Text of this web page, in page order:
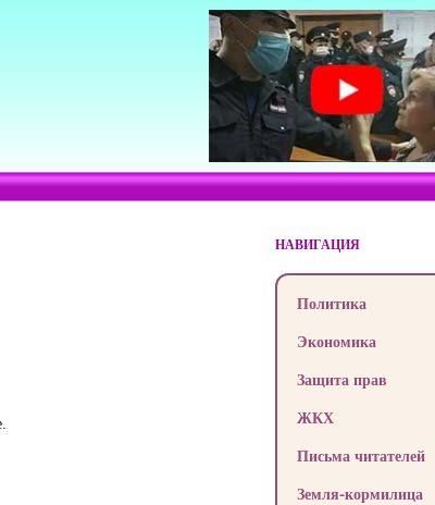
НАВИГАЦИЯ
Политика
Экономика
Защита прав
ЖКХ
Письма читателей
Земля-кормилица